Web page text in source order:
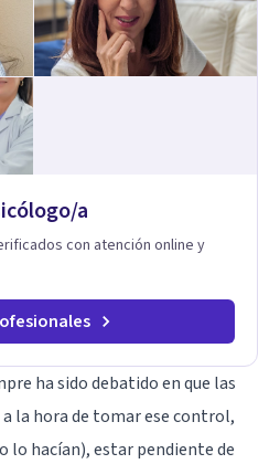
es posible cuando
de nuestro mundo
nuestras experiencias influyen
y relacionarnos. Mi misión
en salud mental
la compasión y el respeto por el
conocimientos y herramientas
informado en trauma para
desarrollar nuevas
fundamental para la
construir una vida más
a
con atención online y
ha sido debatido en que las
la hora de tomar ese control,
lo hacían), estar pendiente de